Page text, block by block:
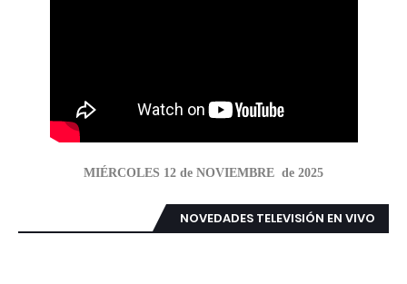
MIÉRCOLES 12 de NOVIEMBRE de 2025
NOVEDADES TELEVISIÓN EN VIVO